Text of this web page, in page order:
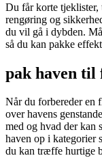
Du får korte
rengøring og
du vil gå i dybden.
så du kan pakke
pak haven til
Når du forbereder en
over havens
med og hvad der kan
haven op i kategorier
du kan træffe hurtige